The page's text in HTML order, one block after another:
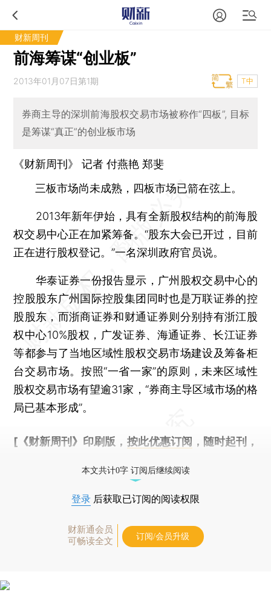
财新周刊
前海筹谋“创业板”
2013年01月07日第1期 T中
券商主导的深圳前海股权交易市场被称作“四板”, 目标
是筹谋“真正”的创业板市场
《财新周刊》 记者 付燕艳 郑斐
三板市场尚未成熟，四板市场已箭在弦上。
2013年新年伊始，具有全新股权结构的前海股
权交易中心正在加紧筹备。“股东大会已开过，目前
正在进行股权登记。”一名深圳政府官员说。
华泰证券一份报告显示，广州股权交易中心的
控股股东广州国际控股集团同时也是万联证券的控
股股东，而浙商证券和财通证券则分别持有浙江股
权中心10%股权，广发证券、海通证券、长江证券
等都参与了当地区域性股权交易市场建设及筹备柜
台交易市场。按照“一省一家”的原则，未来区域性
股权交易市场有望逾31家，“券商主导区域市场的格
局已基本形成”。
[《财新周刊》印刷版， 按此优惠订阅 ，随时起刊，
本文共计0字 订阅后继续阅读
登录 后获取已订阅的阅读权限
财新通会员
可畅读全文
订阅/会员升级